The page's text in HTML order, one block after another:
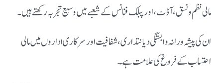
مالی نظم و نسق، آڈٹ، اور پبلک فنانس کے شعبے میں وسیع تجربہ رکھتے ہیں۔
ان کی پیشہ ورانہ وابستگی دیانتداری، شفافیت اور سرکاری اداروں میں مالی
احتساب کے فروغ کی علامت ہے۔